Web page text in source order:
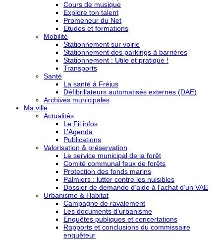
Cours de musique
Explore ton talent
Promeneur du Net
Etudes et formations
Mobilité
Stationnement sur voirie
Stationnement des parkings à barrières
Stationnement : Utile et pratique !
Transports
Santé
La santé à Fréjus
Défibrillateurs automatisés externes (DAE)
Archives municipales
Ma ville
Actualités
Le Fil infos
L’Agenda
Publications
Valorisation & préservation
Le service municipal de la forêt
Comité communal feux de forêts
Protection des fonds marins
Palmiers : lutter contre les nuisibles
Dossier de demande d’aide à l’achat d’un VAE
Urbanisme & Habitat
Campagne de ravalement
Les documents d’urbanisme
Enquêtes publiques et concertations
Rapports et conclusions du commissaire
enquêteur